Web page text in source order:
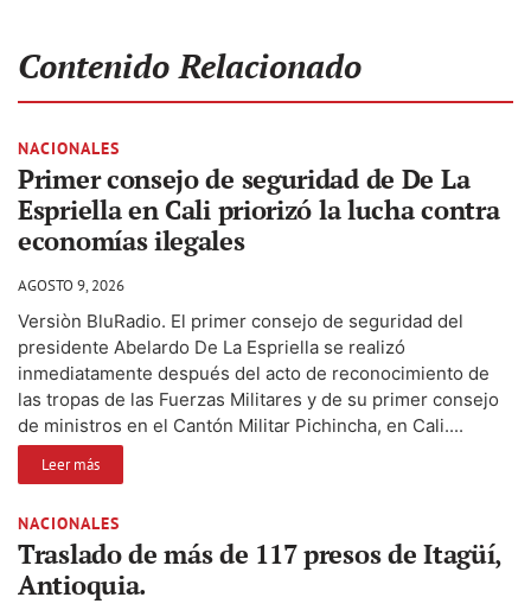
Contenido Relacionado
NACIONALES
Primer consejo de seguridad de De La
Espriella en Cali priorizó la lucha contra
economías ilegales
AGOSTO 9, 2026
Versiòn BluRadio. El primer consejo de seguridad del
presidente Abelardo De La Espriella se realizó
inmediatamente después del acto de reconocimiento de
las tropas de las Fuerzas Militares y de su primer consejo
de ministros en el Cantón Militar Pichincha, en Cali....
Leer más
NACIONALES
Traslado de más de 117 presos de Itagüí,
Antioquia.